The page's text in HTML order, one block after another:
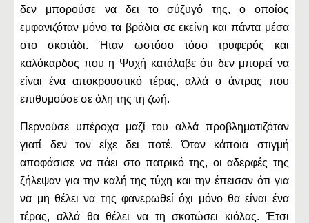
δεν μπορούσε να δει το σύζυγό της, ο οποίος
εμφανιζόταν μόνο τα βράδια σε εκείνη και πάντα μέσα
στο σκοτάδι. Ήταν ωστόσο τόσο τρυφερός και
καλόκαρδος που η Ψυχή κατάλαβε ότι δεν μπορεί να
είναι ένα αποκρουστικό τέρας, αλλά ο άντρας που
επιθυμούσε σε όλη της τη ζωή.
Περνούσε υπέροχα μαζί του αλλά προβληματιζόταν
γιατί δεν τον είχε δει ποτέ. Όταν κάποια στιγμή
αποφάσισε να πάει στο πατρικό της, οι αδερφές της
ζήλεψαν για την καλή της τύχη και την έπεισαν ότι για
να μη θέλει να της φανερωθεί όχι μόνο θα είναι ένα
τέρας, αλλά θα θέλει να τη σκοτώσει κιόλας. Έτσι